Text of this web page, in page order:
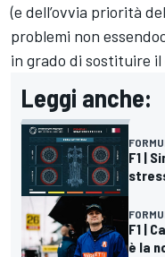
(e dell’ovvia priorità
problemi non
in grado di sostituire
Leggi anche:
F1 |
F1 |
è la